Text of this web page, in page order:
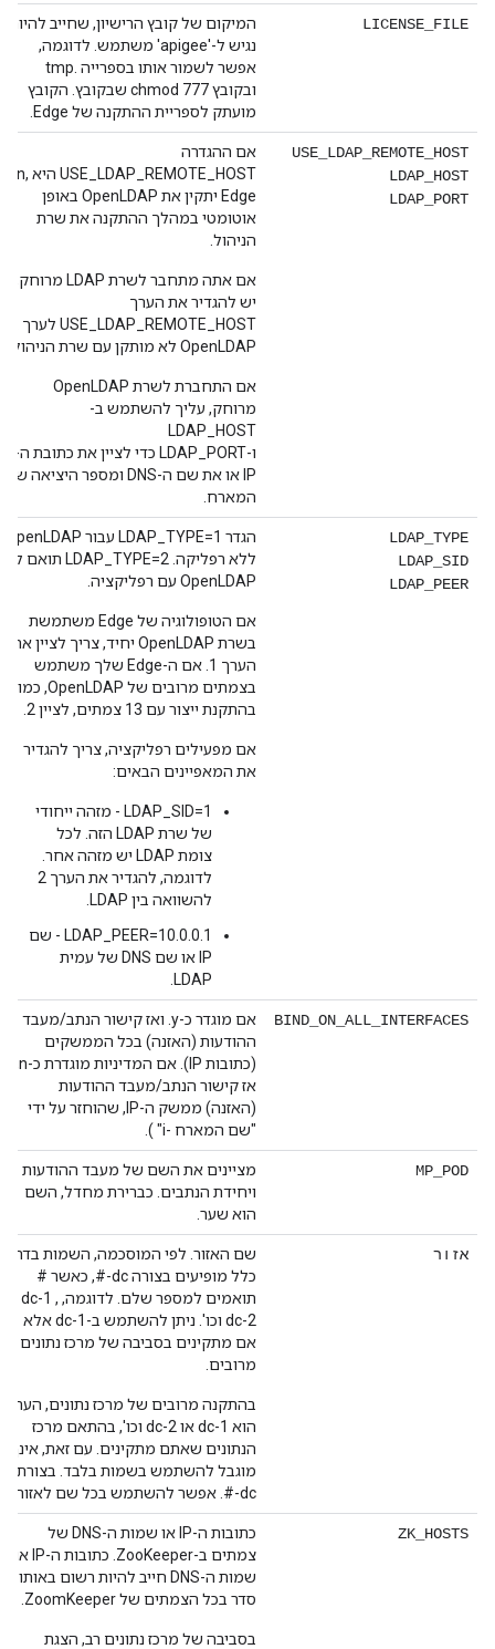
LICENSE_FILE
המיקום של קובץ הרישיון, שחייב להיות
נגיש ל-'apigee' משתמש. לדוגמה,
אפשר לשמור אותו בספרייה .tmp
ובקובץ chmod 777 שבקובץ. הקובץ
מועתק לספריית ההתקנה של Edge.
USE_LDAP_REMOTE_HOST
LDAP_HOST
LDAP_PORT
אם ההגדרה
USE_LDAP_REMOTE_HOST היא n,
Edge יתקין את OpenLDAP באופן
אוטומטי במהלך ההתקנה את שרת
הניהול.
אם אתה מתחבר לשרת LDAP מרוחק,
יש להגדיר את הערך
OpenLDAP לא מותקן עם שרת הניהול.
אם התחברת לשרת OpenLDAP
מרוחק, עליך להשתמש ב-
LDAP_HOST
ו-LDAP_PORT כדי לציין את כתובת ה-
IP או את שם ה-DNS ומספר היציאה של
המארח.
LDAP_TYPE
LDAP_SID
LDAP_PEER
הגדר LDAP_TYPE=1 עבור OpenLDAP
ללא רפליקה. LDAP_TYPE=2 תואם ל-
OpenLDAP עם רפליקציה.
אם הטופולוגיה של Edge משתמשת
בשרת OpenLDAP יחיד, צריך לציין את
הערך 1. אם ה-Edge שלך משתמש
בצמתים מרובים של OpenLDAP, כמו
בהתקנת ייצור עם 13 צמתים, לציין 2.
אם מפעילים רפליקציה, צריך להגדיר
את המאפיינים הבאים:
LDAP_SID=1 - מזהה ייחודי
של שרת LDAP הזה. לכל
צומת LDAP יש מזהה אחר.
לדוגמה, להגדיר את הערך 2
להשוואה בין LDAP.
LDAP_PEER=10.0.0.1 - שם
IP או שם DNS של עמית
LDAP.
BIND_ON_ALL_INTERFACES
אם מוגדר כ-y. ואז קישור הנתב/מעבד
ההודעות (האזנה) בכל הממשקים
אז קישור הנתב/מעבד ההודעות
(האזנה) ממשק ה-IP, שהוחזר על ידי
"שם המארח -i" ).
MP_POD
מציינים את השם של מעבד ההודעות
ויחידת הנתבים. כברירת מחדל, השם
הוא שער.
אזור
שם האזור. לפי המוסכמה, השמות בדרך
כלל מופיעים בצורה dc-#, כאשר #
תואמים למספר שלם. לדוגמה, dc-1 ,
dc-2 וכו'. ניתן להשתמש ב-dc-1 אלא
אם מתקינים בסביבה של מרכז נתונים
מרובים.
בהתקנה מרובים של מרכז נתונים, הערך
הוא dc-1 או dc-2 וכו', בהתאם מרכז
הנתונים שאתם מתקינים. עם זאת, אינך
מוגבל להשתמש בשמות בלבד. בצורת
dc-#. אפשר להשתמש בכל שם לאזור.
ZK_HOSTS
כתובות ה-IP או שמות ה-DNS של
צמתים ב-ZooKeeper. כתובות ה-IP או
שמות ה-DNS חייב להיות רשום באותו
סדר בכל הצמתים של ZoomKeeper.
בסביבה של מרכז נתונים רב, הצגת